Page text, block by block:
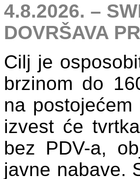
4.8.2026. –
DOVRŠAVA
Cilj je
brzinom do
na
izvest će
bez PDV-a,
javne nabave.